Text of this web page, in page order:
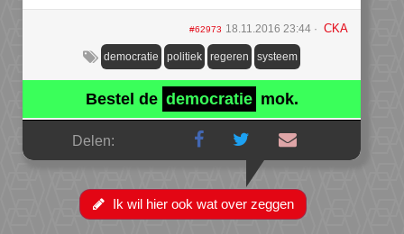
#62973 18.11.2016 23:44 CKA
democratie politiek regeren systeem
Bestel de democratie mok.
Delen:
Ik wil hier ook wat over zeggen